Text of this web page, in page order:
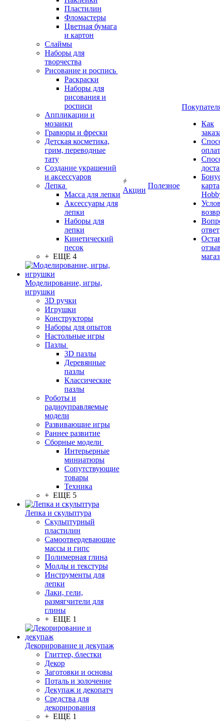
Пластилин
Фломастеры
Цветная бумага
и картон
Слаймы
Наборы для
творчества
Рисование и роспись
Раскраски
Наборы для
рисования и
росписи
Аппликации и
мозаики
Гравюры и фрески
Детская косметика,
грим, переводные
тату
Создание украшений
и аксессуаров
Лепка
Масса для лепки
Аксессуары для
лепки
Наборы для
лепки
Кинетический
песок
+ ЕЩЕ 4
Моделирование, игры,
игрушки
3D ручки
Игрушки
Конструкторы
Наборы для опытов
Настольные игры
Пазлы
3D пазлы
Деревянные
пазлы
Классические
пазлы
Роботы и
радиоуправляемые
модели
Развивающие игры
Раннее развитие
Сборные модели
Интерьерные
миниатюры
Сопутствующие
товары
Техника
+ ЕЩЕ 5
Лепка и скульптура
Скульптурный
пластилин
Самоотвердевающие
массы и гипс
Полимерная глина
Молды и текстуры
Инструменты для
лепки
Лаки, гели,
размягчители для
глины
+ ЕЩЕ 1
Декорирование и декупаж
Глиттер, блестки
Декор
Заготовки и основы
Поталь и золочение
Декупаж и декопатч
Средства для
декорирования
+ ЕЩЕ 1
Акции
Полезное
Как
карта
ответ